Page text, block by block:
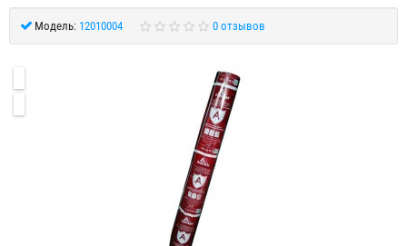
Модель: 12010004 0 отзывов